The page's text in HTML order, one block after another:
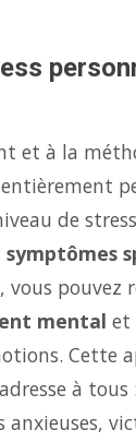
et à la
de
symptômes
vous pouvez
mental et
Cette
à tous
anxieuses,